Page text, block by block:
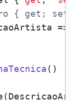
{ get;
()